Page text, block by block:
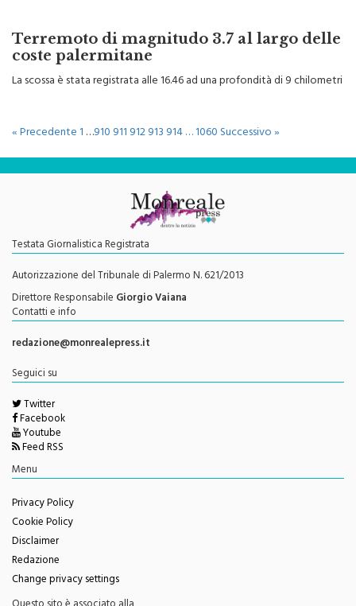
Terremoto di magnitudo 3.7 al largo delle
coste palermitane
« Precedente1…910911912913914…1060Successivo »
Testata Giornalistica Registrata
Autorizzazione del Tribunale di Palermo N. 621/2013
Direttore ResponsabileGiorgio Vaiana
Contatti e info
redazione@monrealepress.it
Seguici su
Twitter
Facebook
Youtube
Feed RSS
Privacy Policy
Cookie Policy
Disclaimer
Redazione
Change privacy settings